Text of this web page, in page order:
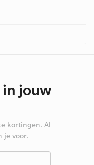
jouw
kortingen. Al
je voor.